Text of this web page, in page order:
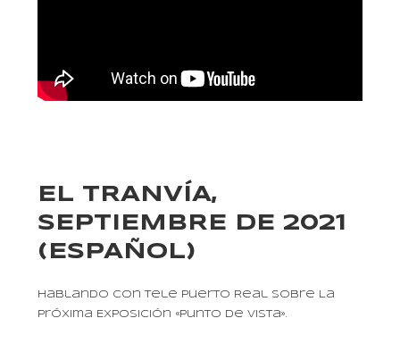
EL TRANVÍA,
SEPTIEMBRE DE 2021
(ESPAÑOL)
Hablando Con Tele Puerto Real Sobre La
Próxima Exposición «Punto De Vista».